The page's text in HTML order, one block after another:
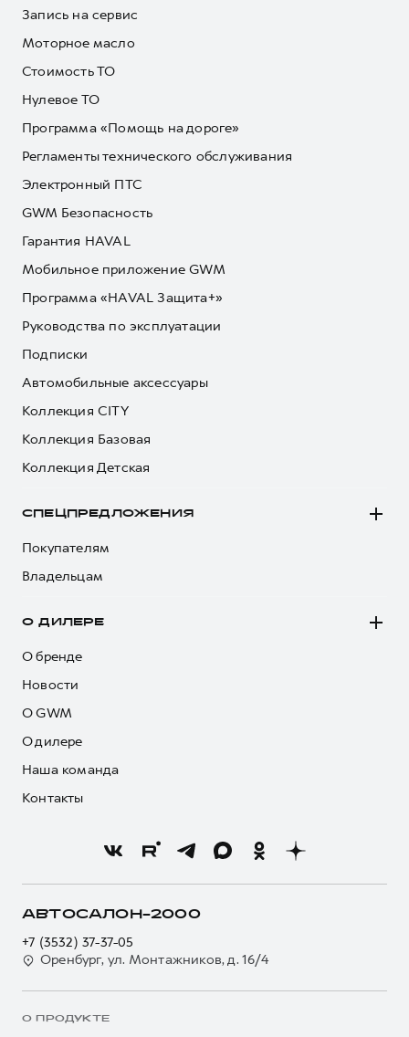
Запись на сервис
Моторное масло
Стоимость ТО
Нулевое ТО
Программа «Помощь на дороге»
Регламенты технического обслуживания
Электронный ПТС
GWM Безопасность
Гарантия HAVAL
Мобильное приложение GWM
Программа «HAVAL Защита+»
Руководства по эксплуатации
Подписки
Автомобильные аксессуары
Коллекция CITY
Коллекция Базовая
Коллекция Детская
СПЕЦПРЕДЛОЖЕНИЯ
Покупателям
Владельцам
О ДИЛЕРЕ
О бренде
Новости
О GWM
О дилере
Наша команда
Контакты
АВТОСАЛОН-2000
+7 (3532) 37-37-05
Оренбург, ул. Монтажников, д. 16/4
О ПРОДУКТЕ